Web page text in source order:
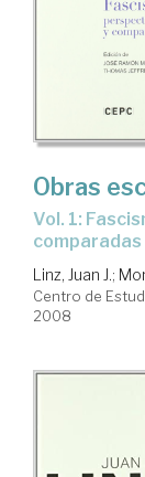
Obras
Vol. 1: Fascismo: perspectivas históricas y
comparadas
Linz, Juan J.;
Centro de
2008